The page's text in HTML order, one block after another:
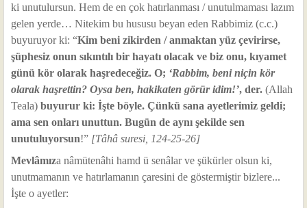
ki unutulursun. Hem de en çok hatırlanması / unutulmaması lazım
gelen yerde… Nitekim bu hususu beyan eden Rabbimiz (c.c.)
buyuruyor ki: “Kim beni zikirden / anmaktan yüz çevirirse,
şüphesiz onun sıkıntılı bir hayatı olacak ve biz onu, kıyamet
günü kör olarak haşredeceğiz. O; ‘Rabbim, beni niçin kör
olarak haşrettin? Oysa ben, hakikaten görür idim!’, der. (Allah
Teala) buyurur ki: İşte böyle. Çünkü sana ayetlerimiz geldi;
ama sen onları unuttun. Bugün de aynı şekilde sen
unutuluyorsun!” [Tâhâ suresi, 124-25-26]
Mevlâmıza nâmütenâhi hamd ü senâlar ve şükürler olsun ki,
unutmamanın ve hatırlamanın çaresini de göstermiştir bizlere...
İşte o ayetler: